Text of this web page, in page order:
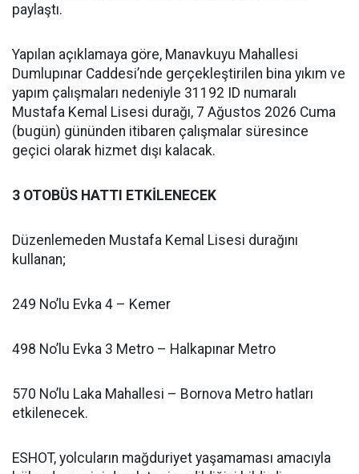
paylaştı.
Yapılan açıklamaya göre, Manavkuyu Mahallesi
Dumlupınar Caddesi’nde gerçekleştirilen bina yıkım ve
yapım çalışmaları nedeniyle 31192 ID numaralı
Mustafa Kemal Lisesi durağı, 7 Ağustos 2026 Cuma
(bugün) gününden itibaren çalışmalar süresince
geçici olarak hizmet dışı kalacak.
3 OTOBÜS HATTI ETKİLENECEK
Düzenlemeden Mustafa Kemal Lisesi durağını
kullanan;
249 No’lu Evka 4 – Kemer
498 No’lu Evka 3 Metro – Halkapınar Metro
570 No’lu Laka Mahallesi – Bornova Metro hatları
etkilenecek.
ESHOT, yolcuların mağduriyet yaşamaması amacıyla